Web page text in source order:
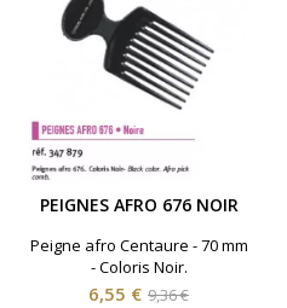
PEIGNES AFRO 676 NOIR
Peigne afro Centaure - 70 mm
- Coloris Noir.
Prix
6,55 € Prix
9,36 €